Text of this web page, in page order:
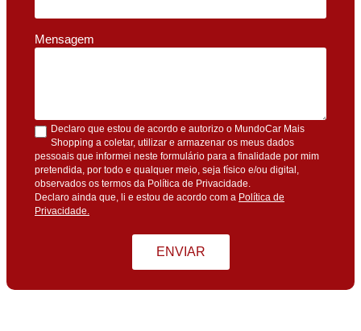
Mensagem
Declaro que estou de acordo e autorizo o MundoCar Mais
Shopping a coletar, utilizar e armazenar os meus dados
pessoais que informei neste formulário para a finalidade por mim
pretendida, por todo e qualquer meio, seja físico e/ou digital,
observados os termos da Política de Privacidade.
Declaro ainda que, li e estou de acordo com a Política de
Privacidade.
ENVIAR